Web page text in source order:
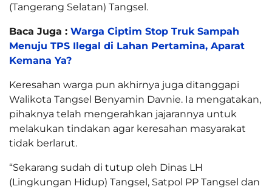
(Tangerang Selatan) Tangsel.
Baca Juga : Warga Ciptim Stop Truk Sampah
Menuju TPS Ilegal di Lahan Pertamina, Aparat
Kemana Ya?
Keresahan warga pun akhirnya juga ditanggapi
Walikota Tangsel Benyamin Davnie. Ia mengatakan,
pihaknya telah mengerahkan jajarannya untuk
melakukan tindakan agar keresahan masyarakat
tidak berlarut.
“Sekarang sudah di tutup oleh Dinas LH
(Lingkungan Hidup) Tangsel, Satpol PP Tangsel dan